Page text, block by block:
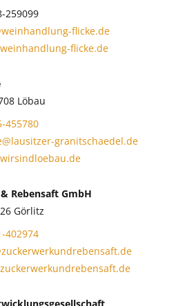
259099
flicke.de
flicke.de
Löbau
455780
granitschaedel.de
Rebensaft GmbH
Görlitz
402974